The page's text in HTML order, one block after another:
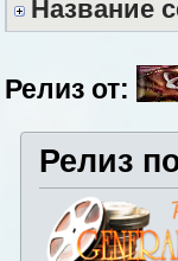
Название
Релиз от:
Релиз